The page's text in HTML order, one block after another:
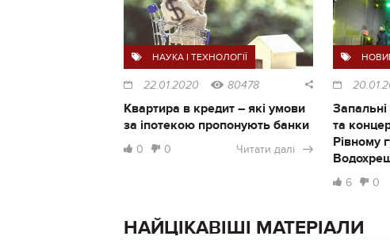
НАУКА І ТЕХНОЛОГІЇ
22.01.2020 80478
Квартира в кредит – які умови
за іпотекою пропонують банки
0 0 Читати далі
та
Рівному
6 0
НАЙЦІКАВІШІ МАТЕРІАЛИ